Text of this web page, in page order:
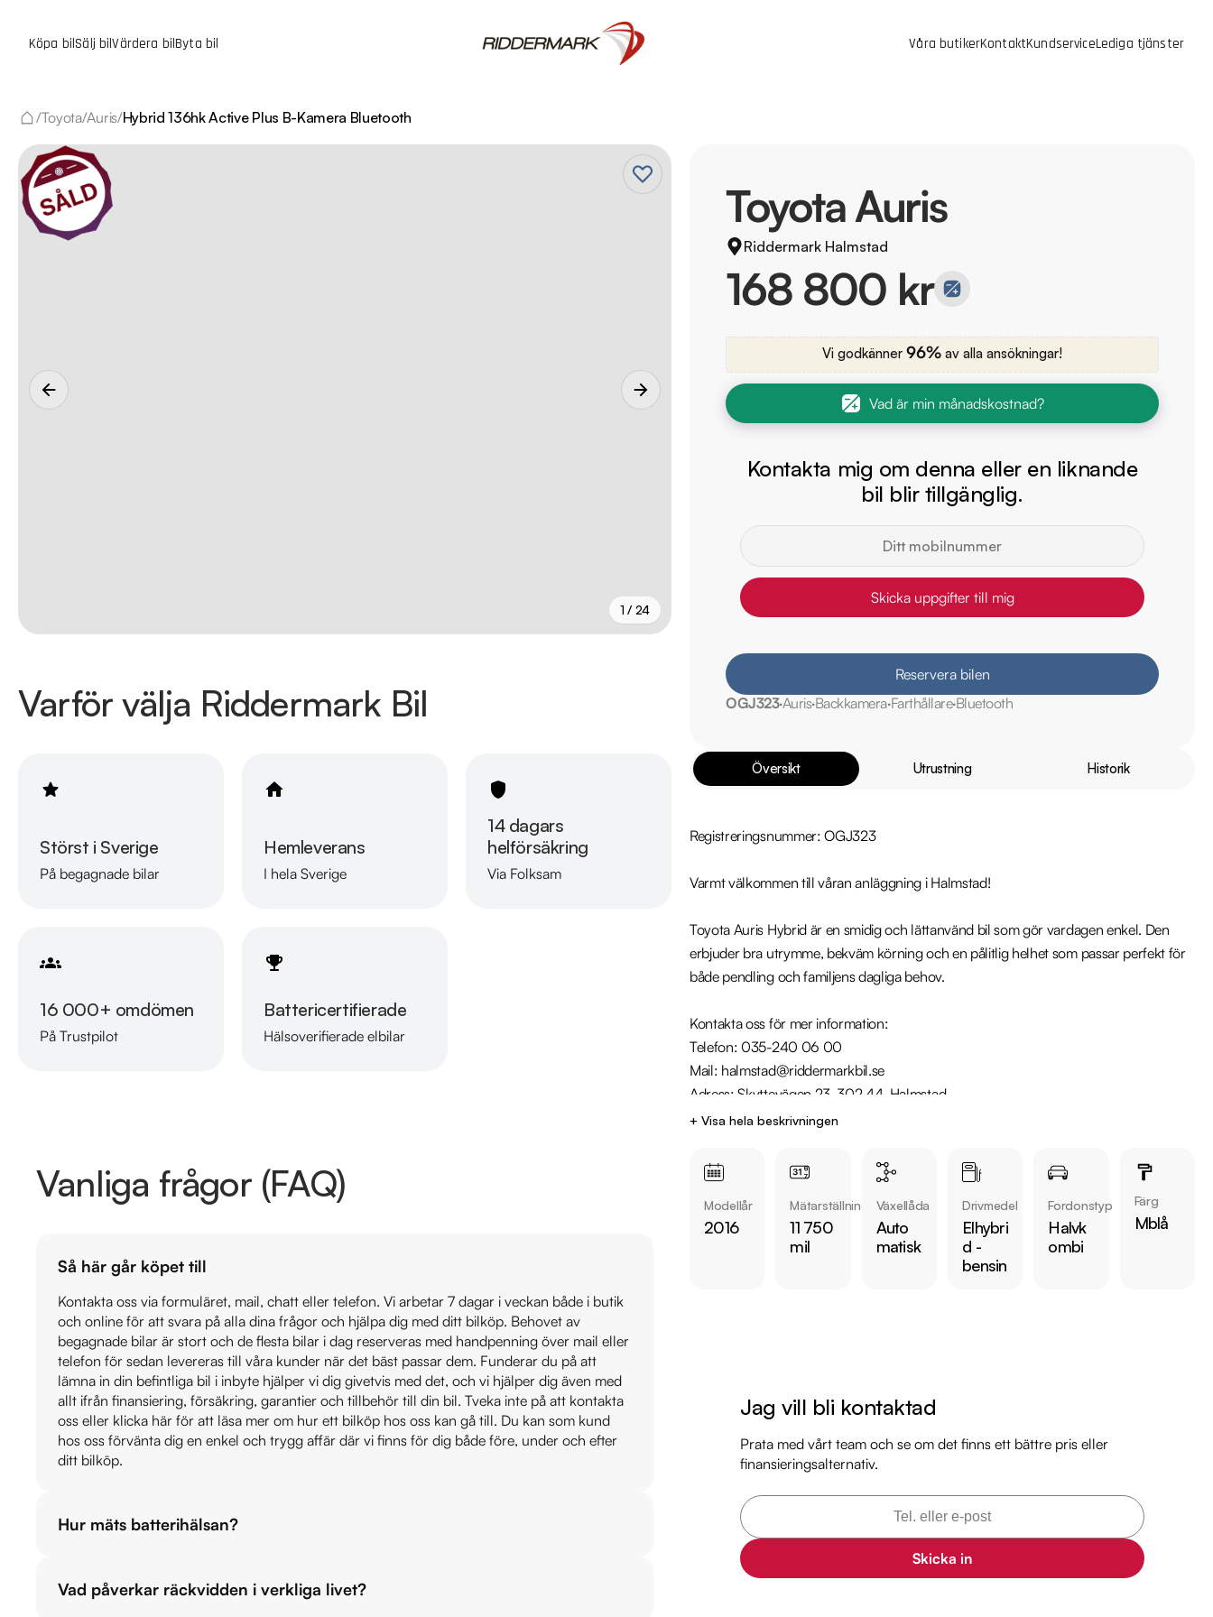
Köpa bilSälj bilVärdera bilByta bil Våra butikerKontaktKundserviceLediga tjänster
/Toyota/Auris/Hybrid 136hk Active Plus B-Kamera Bluetooth
1 / 24
Varför välja Riddermark Bil
Störst i Sverige
På begagnade bilar
Hemleverans
I hela Sverige
14 dagars
helförsäkring
Via Folksam
16 000+ omdömen
På Trustpilot
Battericertifierade
Hälsoverifierade elbilar
Vanliga frågor (FAQ)
Så här går köpet till
Kontakta oss via formuläret, mail, chatt eller telefon. Vi arbetar 7 dagar i veckan både i butik
och online för att svara på alla dina frågor och hjälpa dig med ditt bilköp. Behovet av
begagnade bilar är stort och de flesta bilar i dag reserveras med handpenning över mail eller
telefon för sedan levereras till våra kunder när det bäst passar dem. Funderar du på att
lämna in din befintliga bil i inbyte hjälper vi dig givetvis med det, och vi hjälper dig även med
allt ifrån finansiering, försäkring, garantier och tillbehör till din bil. Tveka inte på att kontakta
oss eller klicka här för att läsa mer om hur ett bilköp hos oss kan gå till. Du kan som kund
hos oss förvänta dig en enkel och trygg affär där vi finns för dig både före, under och efter
ditt bilköp.
Hur mäts batterihälsan?
Vad påverkar räckvidden i verkliga livet?
Toyota Auris
Riddermark Halmstad
168 800 kr
Vi godkänner 96% av alla ansökningar!
Vad är min månadskostnad?
Kontakta mig om denna eller en liknande
bil blir tillgänglig.
Skicka uppgifter till mig
Reservera bilen
OGJ323AurisBackkameraFarthållareBluetooth
Översikt Utrustning Historik
Registreringsnummer: OGJ323
Varmt välkommen till våran anläggning i Halmstad!
Toyota Auris Hybrid är en smidig och lättanvänd bil som gör vardagen enkel. Den
erbjuder bra utrymme, bekväm körning och en pålitlig helhet som passar perfekt för
både pendling och familjens dagliga behov.
Kontakta oss för mer information:
Telefon: 035-240 06 00
Mail: halmstad@riddermarkbil.se
Adress: Skyttevägen 23, 302 44, Halmstad
Vid blandad körning är förbrukning endast 0.39l/mil
Besiktigad till och med 2027-03-31
Möjlighet till 12-60 månaders garanti
Servicehistorik:
2017-10-23 - 1616 mil
2018-09-27 - 3181 mil
2019-08-19 - 5077 mil
+ Visa hela beskrivningen
Modellår
2016
Mätarställning
11 750
mil
Växellåda
Auto
matisk
Drivmedel
Elhybri
d -
bensin
Fordonstyp
Halvk
ombi
Färg
Mblå
Jag vill bli kontaktad
Prata med vårt team och se om det finns ett bättre pris eller
finansieringsalternativ.
Skicka in